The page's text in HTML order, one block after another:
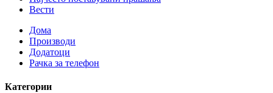
Вести
Дома
Производи
Додатоци
Рачка за телефон
Категории